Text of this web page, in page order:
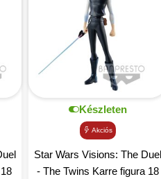
Készleten
Akciós
Star Wars Visions: The Duel
- The Twins Karre figura 18